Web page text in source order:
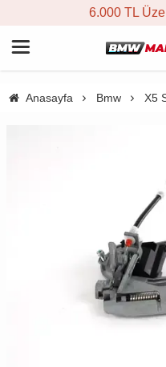
6.000 TL
Anasayfa Bmw X5